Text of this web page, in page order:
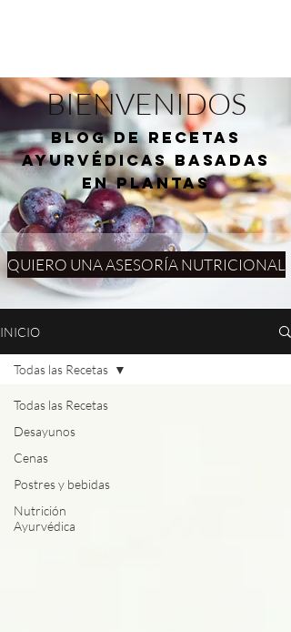
BIENVENIDOS
blog de RECETAS
AYURVÉDICAS basadas
en plantas
QUIERO UNA ASESORÍA NUTRICIONAL
INICIO
Todas las Recetas
Desayunos
Cenas
Postres y bebidas
Nutrición
Ayurvédica
Todas las Recetas